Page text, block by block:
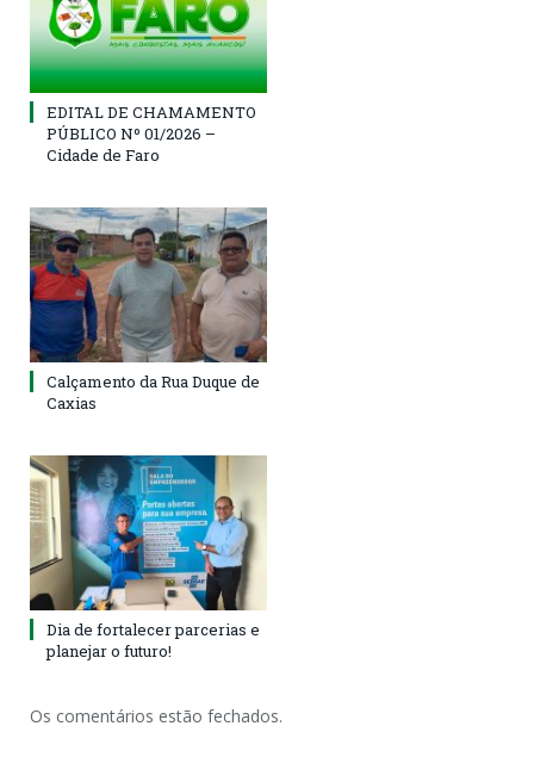
EDITAL DE CHAMAMENTO
PÚBLICO Nº 01/2026 –
Cidade de Faro
Calçamento da Rua Duque de
Caxias
Dia de fortalecer parcerias e
planejar o futuro!
Os comentários estão fechados.